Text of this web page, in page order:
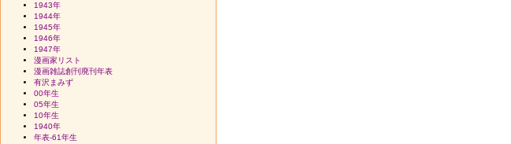
1943年
1944年
1945年
1946年
1947年
漫画家リスト
漫画雑誌創刊廃刊年表
有沢まみず
00年生
05年生
10年生
1940年
年表-61年生